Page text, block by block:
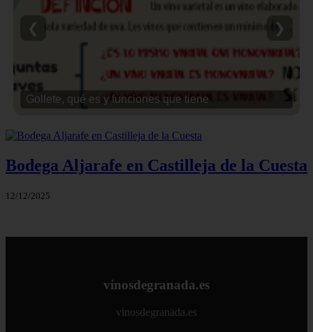
Gollete, qué es y funciones que tiene
❮ ❯
Bodega Aljarafe en Castilleja de la Cuesta
12/12/2025
vinosdegranada.es
vinosdegranada.es